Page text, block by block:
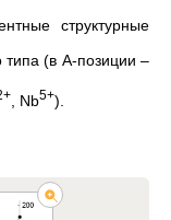
структурные
типа (в А-позиции –
, Nb5+).